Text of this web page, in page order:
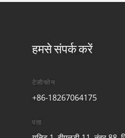
हमसे संपर्क करें
टेलीफोन
+86-18267064175
पता